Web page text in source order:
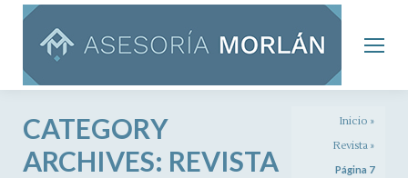
CATEGORY
ARCHIVES: REVISTA
Inicio »
Revista »
Página 7